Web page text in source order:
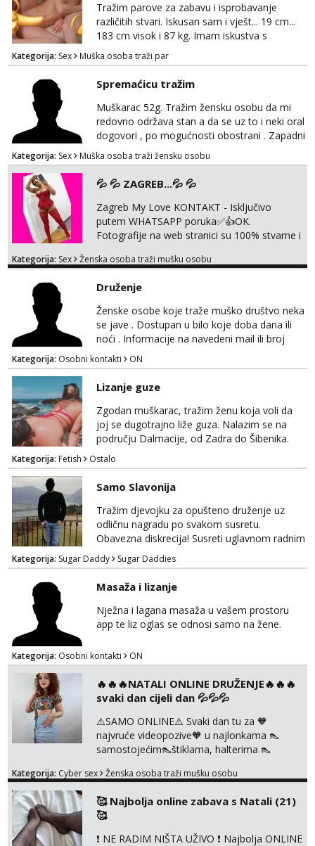
Tražim parove za zabavu i isprobavanje
različitih stvari. Iskusan sam i vješt... 19 cm...
183 cm visok i 87 kg. Imam iskustva s
parovima, potpuno sam zdrava i njegovana, a
privatnost je apsolutno najvažnija. Ozbiljni
parovi mogu me kontaktirati putem
WhatsAppa ili Vibera. Samo ozbiljni parovi
trebaju slati poruke ili zvati. Blokiram one koji
nisu ozbiljni.
Kategorija: Sex Muška osoba traži par
Spremaćicu tražim
Muškarac 52g. Tražim žensku osobu da mi
redovno održava stan a da se uz to i neki oral
dogovori , po mogućnosti obostrani . Zapadni
dio Zagreba .Javiti se prvo porukom na
WhatsApp 0958634499
Kategorija: Sex Muška osoba traži žensku osobu
💦 💦 ZAGREB...💦 💦
Zagreb My Love KONTAKT - Isključivo
putem WHATSAPP poruka✅️👍OK.
Fotografije na web stranici su 100% stvarne i
dobrodošli! Ali informacije ću vam poslati
stanu; čista kupaonica i ručnici za vas prije ili
poslije masaže, nalazim se u centru grada. 🚫
NE POZIVI ,❌️ NE SEXCAM, ❌️NE
SEXCHATTING🚫...
Kategorija: Sex Ženska osoba traži mušku osobu
Druženje
Ženske osobe koje traže muško društvo neka
se jave . Dostupan u bilo koje doba dana ili
noći . Informacije na navedeni mail ili broj
mobitela.
Kategorija: Osobni kontakti ON
Lizanje guze
Zgodan muškarac, tražim ženu koja voli da
joj se dugotrajno liže guza. Nalazim se na
području Dalmacije, od Zadra do Šibenika.
Kategorija: Fetish Ostalo
Samo Slavonija
Tražim djevojku za opušteno druženje uz
odličnu nagradu po svakom susretu.
Obavezna diskrecija! Susreti uglavnom radnim
danima tijekom dana ali nije uvjet. Samo
Slavonija. osmarios984@gmail.com
Kategorija: Sugar Daddy Sugar Daddies
Masaža i lizanje
Nježna i lagana masaža u vašem prostoru
app te liz oglas se odnosi samo na žene.
Kategorija: Osobni kontakti ON
🔥🔥🔥NATALI ONLINE DRUŽENJE🔥🔥🔥
svaki dan cijeli dan 💦💦💦
⚠️SAMO ONLINE⚠️ Svaki dan tu za 🧡
najvruće videopozive🧡 u najlonkama 👠
samostojećim👠štiklama, halterima 👠
dogovoru 🧡 Dopisivanja hot chat🧡 o
🧡 Videa🧡 solo squirt, razne anal igračke,
vibratori, s PARTNEROM, S KOLEGICAMA
lizanje, striptiz, footfetiši itd 🔞 ❣️Radim već
Kategorija: Cyber sex Ženska osoba traži mušku osobu
🥰 Najbolja online zabava s Natali (21)
🥰
❗ NE RADIM NIŠTA UŽIVO ❗ Najbolja ONLINE